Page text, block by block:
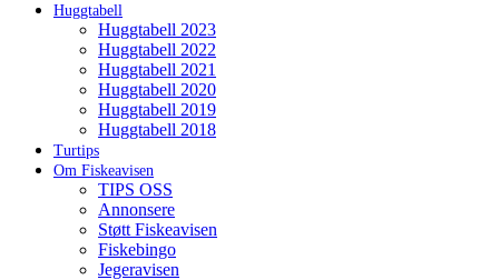
Huggtabell
Huggtabell 2023
Huggtabell 2022
Huggtabell 2021
Huggtabell 2020
Huggtabell 2019
Huggtabell 2018
Turtips
Om Fiskeavisen
TIPS OSS
Annonsere
Støtt Fiskeavisen
Fiskebingo
Jegeravisen